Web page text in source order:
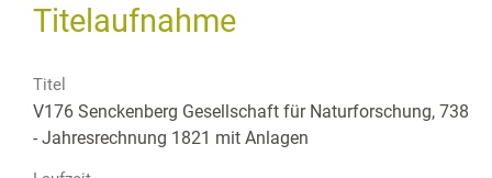
Titelaufnahme
Titel
V176 Senckenberg Gesellschaft für Naturforschung, 738
- Jahresrechnung 1821 mit Anlagen